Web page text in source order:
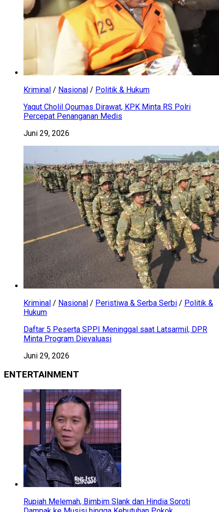
Kriminal / Nasional / Politik & Hukum
Yaqut Cholil Qoumas Dirawat, KPK Minta RS Polri
Percepat Penanganan Medis
Juni 29, 2026
Kriminal / Nasional / Peristiwa & Serba Serbi / Politik &
Hukum
Daftar 5 Peserta SPPI Meninggal saat Latsarmil, DPR
Minta Program Dievaluasi
Juni 29, 2026
ENTERTAINMENT
Rupiah Melemah, Bimbim Slank dan Hindia Soroti